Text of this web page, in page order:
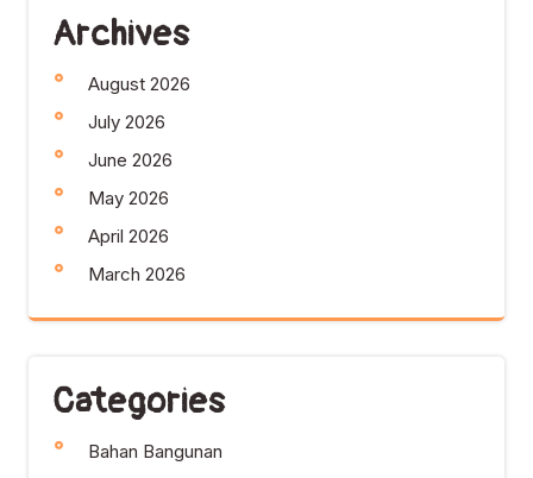
Archives
August 2026
July 2026
June 2026
May 2026
April 2026
March 2026
Categories
Bahan Bangunan